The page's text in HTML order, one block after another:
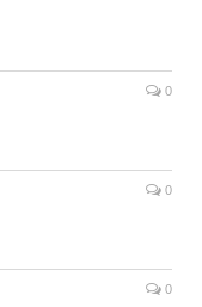
0
0
0